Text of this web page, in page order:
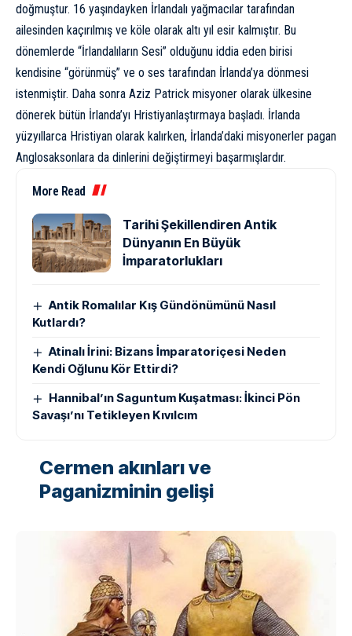
doğmuştur. 16 yaşındayken İrlandalı yağmacılar tarafından
ailesinden kaçırılmış ve köle olarak altı yıl esir kalmıştır. Bu
dönemlerde “İrlandalıların Sesi” olduğunu iddia eden birisi
kendisine “görünmüş” ve o ses tarafından İrlanda’ya dönmesi
istenmiştir. Daha sonra Aziz Patrick misyoner olarak ülkesine
dönerek bütün İrlanda’yı Hristiyanlaştırmaya başladı. İrlanda
yüzyıllarca Hristiyan olarak kalırken, İrlanda’daki misyonerler pagan
Anglosaksonlara da dinlerini değiştirmeyi başarmışlardır.
More Read
Tarihi Şekillendiren Antik
Dünyanın En Büyük
İmparatorlukları
Antik Romalılar Kış Gündönümünü Nasıl
Kutlardı?
Atinalı İrini: Bizans İmparatoriçesi Neden
Kendi Oğlunu Kör Ettirdi?
Hannibal’ın Saguntum Kuşatması: İkinci Pön
Savaşı’nı Tetikleyen Kıvılcım
Cermen akınları ve
Paganizminin gelişi